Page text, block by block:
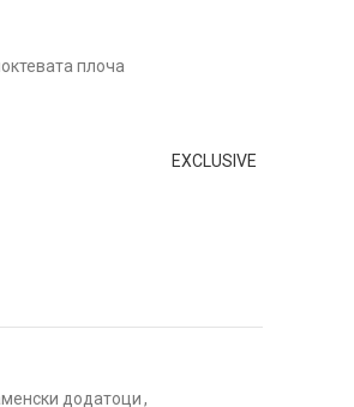
плоча
EXCLUSIVE
додатоци,